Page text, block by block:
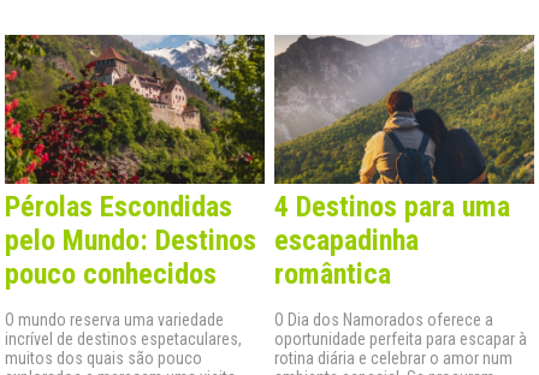
Pérolas Escondidas
pelo Mundo: Destinos
pouco conhecidos
O mundo reserva uma variedade
incrível de destinos espetaculares,
muitos dos quais são pouco
4 Destinos para uma
escapadinha
romântica
O Dia dos Namorados oferece a
oportunidade perfeita para escapar à
rotina diária e celebrar o amor num